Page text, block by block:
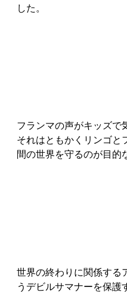
した。
フランマの声がキッズで
それはともかくリンゴと
間の世界を守るのが目的
世界の終わりに関係する
うデビルサマナーを保護